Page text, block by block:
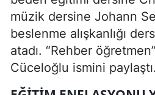
müzik dersine Johann
beslenme alışkanlığı
atadı. “Rehber
Cüceloğlu ismini paylaştı.